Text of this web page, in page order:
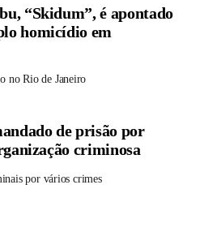
“Skidum”, é apontado
homicídio em
no Rio de Janeiro
de prisão por
criminosa
por vários crimes